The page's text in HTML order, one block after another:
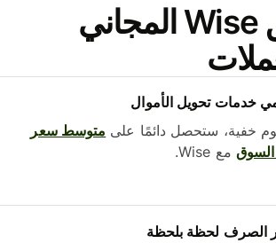
نزّل تطبيق Wise المجاني
تحويل الأموال
خفية، ستحصل دائمًا علىمتوسط ​​سعر
مع Wise.
الصرف لحظة بلحظة